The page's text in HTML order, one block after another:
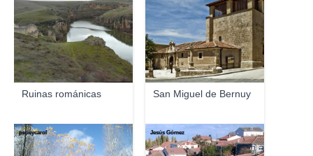
Ruinas románicas San Miguel de Bernuy
pepeycarol Jesús Gómez